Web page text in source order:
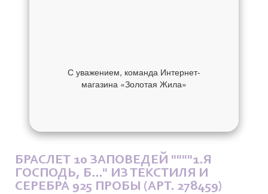
БРАСЛЕТ 10 ЗАПОВЕДЕЙ """"1.Я
ГОСПОДЬ, Б..." ИЗ ТЕКСТИЛЯ И
СЕРЕБРА 925 ПРОБЫ (АРТ. 278459)
С уважением, команда Интернет-
магазина «Золотая Жила»